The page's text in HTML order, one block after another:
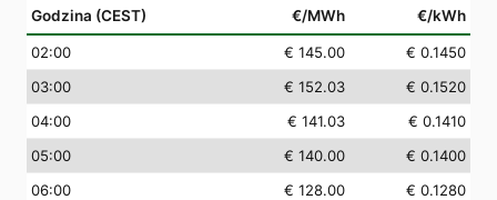
Godzina (CEST) €/MWh €/kWh
02:00 € 145.00
€ 0.1450
03:00 € 152.03
€ 0.1520
04:00 € 141.03
€ 0.1410
05:00 € 140.00
€ 0.1400
06:00 € 128.00
€ 0.1280